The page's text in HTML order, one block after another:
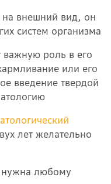
на внешний вид, он
систем организма
важную роль в его
или его
введение твердой
лет желательно
нужна любому